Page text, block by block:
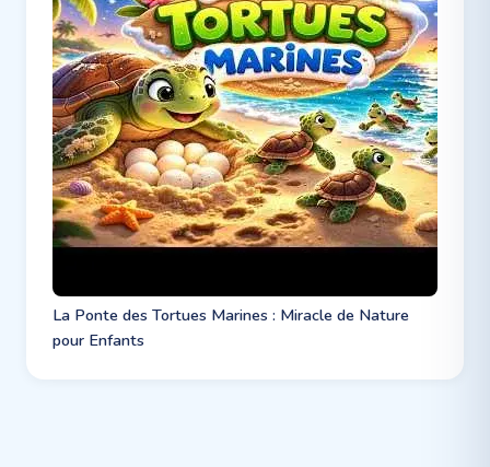
La Ponte des Tortues Marines : Miracle de Nature
pour Enfants